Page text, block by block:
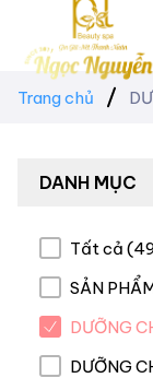
Trang chủ
DANH MỤC
Tất cả
SẢN
DƯỠNG
DƯỠNG